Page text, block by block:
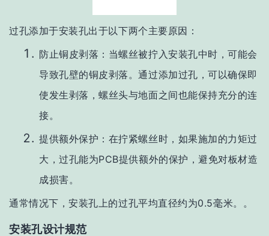
过孔添加于安装孔出于以下两个主要原因：
防止铜皮剥落：当螺丝被拧入安装孔中时，可能会
导致孔壁的铜皮剥落。通过添加过孔，可以确保即
使发生剥落，螺丝头与地面之间也能保持充分的连
接。
提供额外保护：在拧紧螺丝时，如果施加的力矩过
大，过孔能为PCB提供额外的保护，避免对板材造
成损害。
通常情况下，安装孔上的过孔平均直径约为0.5毫米。
。
安装孔设计规范